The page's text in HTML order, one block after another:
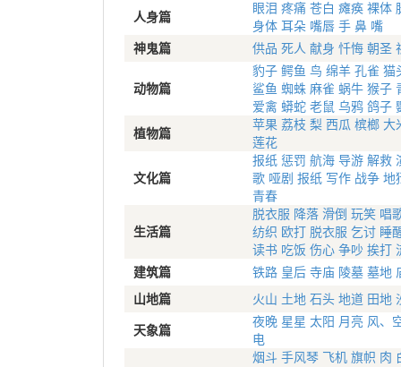
人身篇
眼泪 疼痛 苍白 瘫痪 裸体
身体 耳朵 嘴唇 手 鼻 嘴
神鬼篇
供品 死人 献身 忏悔 朝圣
动物篇
豹子 鳄鱼 鸟 绵羊 孔雀 猫
鲨鱼 蜘蛛 麻雀 蜗牛 猴子
爱禽 蟒蛇 老鼠 乌鸦 鸽子
植物篇
苹果 荔枝 梨 西瓜 槟榔 大
莲花
文化篇
报纸 惩罚 航海 导游 解救
歌 哑剧 报纸 写作 战争 地
青春
生活篇
脱衣服 降落 滑倒 玩笑 唱
纺织 欧打 脱衣服 乞讨 睡
读书 吃饭 伤心 争吵 挨打
建筑篇
铁路 皇后 寺庙 陵墓 墓地
山地篇
火山 土地 石头 地道 田地
天象篇
夜晚 星星 太阳 月亮 风、
电
烟斗 手风琴 飞机 旗帜 肉